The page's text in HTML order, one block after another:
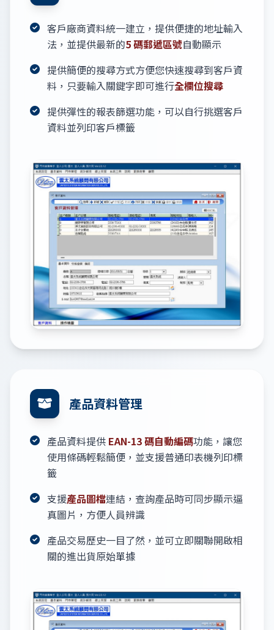
客戶廠商資料統一建立，提供便捷的地址輸入
法，並提供最新的5 碼郵遞區號自動顯示
提供簡便的搜尋方式方便您快速搜尋到客戶資
料，只要輸入關鍵字即可進行全欄位搜尋
提供彈性的報表篩選功能，可以自行挑選客戶
資料並列印客戶標籤
產品資料管理
產品資料提供 EAN-13 碼自動編碼功能，讓您
使用條碼輕鬆簡便，並支援普通印表機列印標
籤
支援產品圖檔連結，查詢產品時可同步顯示逼
真圖片，方便人員辨識
產品交易歷史一目了然，並可立即關聯開啟相
關的進出貨原始單據